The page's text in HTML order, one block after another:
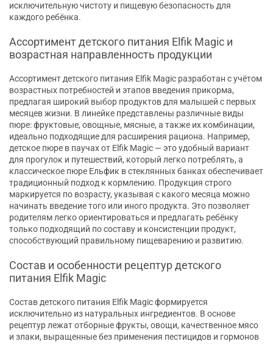
исключительную чистоту и пищевую безопасность для
каждого ребёнка.
Ассортимент детского питания Elfik Magic и
возрастная направленность продукции
Ассортимент детского питания Elfik Magic разработан с учётом
возрастных потребностей и этапов введения прикорма,
предлагая широкий выбор продуктов для малышей с первых
месяцев жизни. В линейке представлены различные виды
пюре: фруктовые, овощные, мясные, а также их комбинации,
идеально подходящие для расширения рациона. Например,
детское пюре в паучах от Elfik Magic — это удобный вариант
для прогулок и путешествий, который легко потреблять, а
классическое пюре Ельфик в стеклянных банках обеспечивает
традиционный подход к кормлению. Продукция строго
маркируется по возрасту, указывая с какого месяца можно
начинать введение того или иного продукта. Это позволяет
родителям легко ориентироваться и предлагать ребёнку
только подходящий по составу и консистенции продукт,
способствующий правильному пищеварению и развитию.
Состав и особенности рецептур детского
питания Elfik Magic
Состав детского питания Elfik Magic формируется
исключительно из натуральных ингредиентов. В основе
рецептур лежат отборные фрукты, овощи, качественное мясо
и злаки, выращенные без применения пестицидов и гормонов